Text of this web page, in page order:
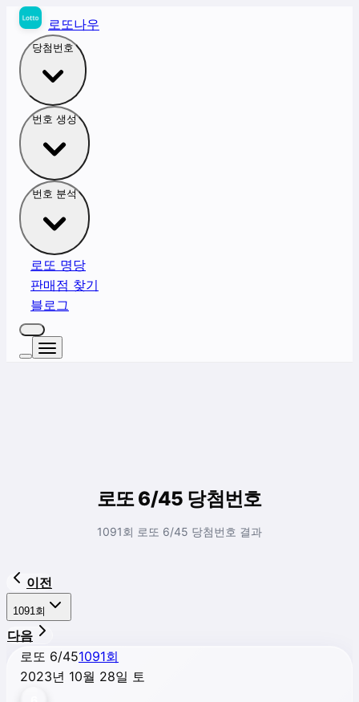
로또나우
당첨번호
번호 생성
번호 분석
로또 명당
판매점 찾기
블로그
로또 6/45 당첨번호
1091회 로또 6/45 당첨번호 결과
이전
1091회
다음
로또 6/451091회
2023년 10월 28일 토